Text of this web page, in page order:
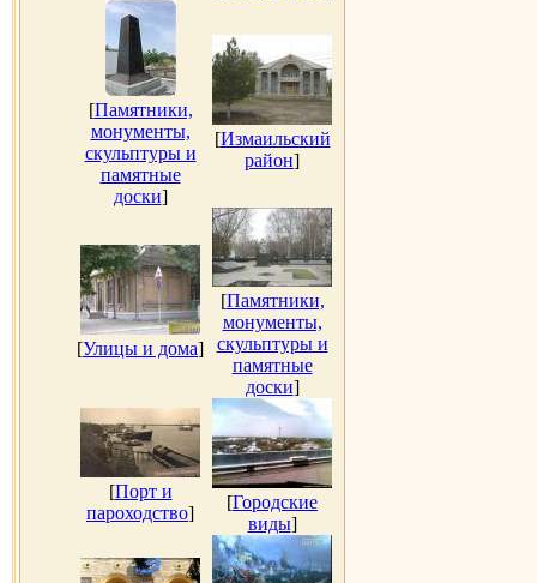
[Памятники,
монументы,
скульптуры и
памятные
доски]
[Измаильский
район]
[Улицы и дома]
[Памятники,
монументы,
скульптуры и
памятные
доски]
[Порт и
пароходство]
[Городские
виды]